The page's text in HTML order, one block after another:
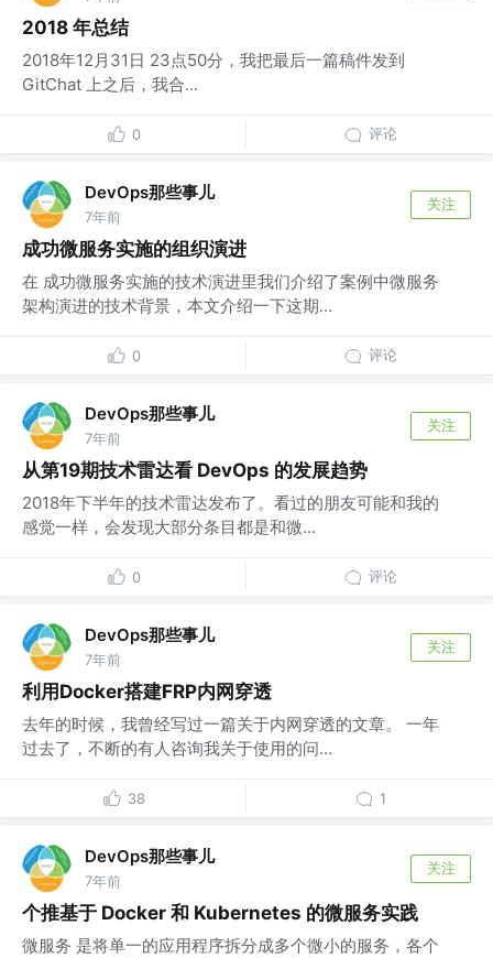
2018 年总结
2018年12月31日 23点50分，我把最后一篇稿件发到
GitChat 上之后，我合...
0 评论
DevOps那些事儿
7年前
关注
成功微服务实施的组织演进
在 成功微服务实施的技术演进里我们介绍了案例中微服务
架构演进的技术背景，本文介绍一下这期...
0 评论
DevOps那些事儿
7年前
关注
从第19期技术雷达看 DevOps 的发展趋势
2018年下半年的技术雷达发布了。看过的朋友可能和我的
感觉一样，会发现大部分条目都是和微...
0 评论
DevOps那些事儿
7年前
关注
利用Docker搭建FRP内网穿透
去年的时候，我曾经写过一篇关于内网穿透的文章。 一年
过去了，不断的有人咨询我关于使用的问...
38 1
DevOps那些事儿
7年前
关注
个推基于 Docker 和 Kubernetes 的微服务实践
微服务 是将单一的应用程序拆分成多个微小的服务，各个